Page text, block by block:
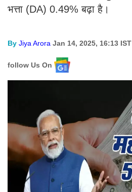
भत्ता (DA) 0.49% बढ़ा है।
By Jiya Arora Jan 14, 2025, 16:13 IST
follow Us On